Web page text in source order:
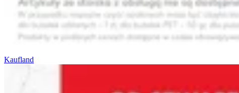
Kaufland